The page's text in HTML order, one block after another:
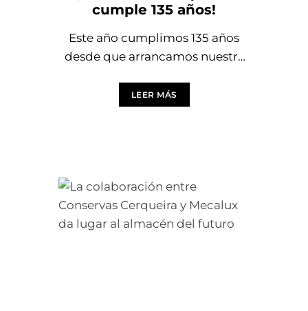
cumple 135 años!
Este año cumplimos 135 años
desde que arrancamos nuestra
empezó como una pequeña
LEER MÁS